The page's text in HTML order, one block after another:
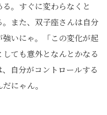
。すぐに変わらなくと
また、双子座さんは自分
いにゃ。「この変化が起
ても意外となんとかなる
自分がコントロールする
にゃん。